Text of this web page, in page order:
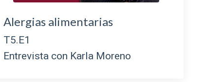
Alergias alimentarias
T5.E1
Entrevista con Karla Moreno